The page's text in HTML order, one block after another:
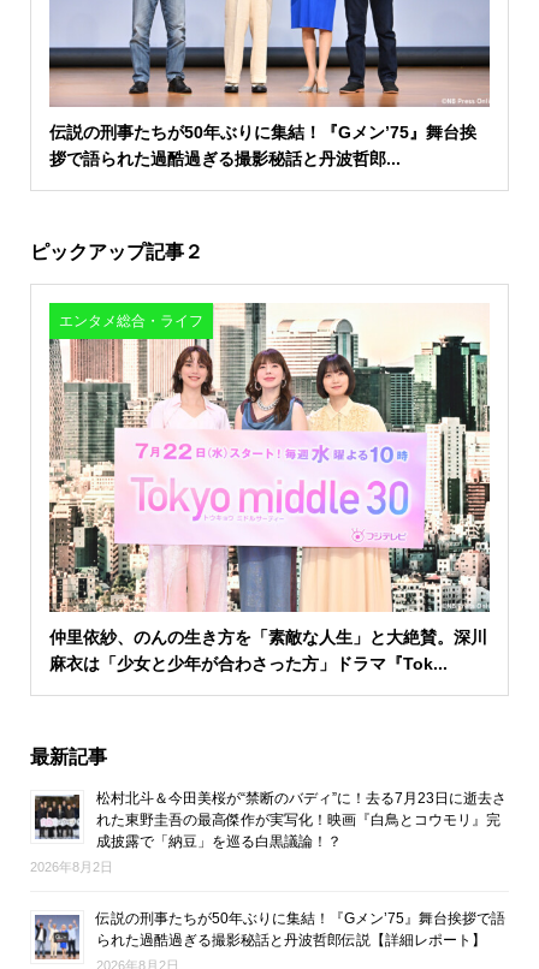
伝説の刑事たちが50年ぶりに集結！『Gメン’75』舞台挨
拶で語られた過酷過ぎる撮影秘話と丹波哲郎...
ピックアップ記事２
エンタメ総合・ライフ
仲里依紗、のんの生き方を「素敵な人生」と大絶賛。深川
麻衣は「少女と少年が合わさった方」ドラマ『Tok...
最新記事
松村北斗＆今田美桜が“禁断のバディ”に！去る7月23日に逝去さ
れた東野圭吾の最高傑作が実写化！映画『白鳥とコウモリ』完
成披露で「納豆」を巡る白黒議論！？
2026年8月2日
伝説の刑事たちが50年ぶりに集結！『Gメン’75』舞台挨拶で語
られた過酷過ぎる撮影秘話と丹波哲郎伝説【詳細レポート】
2026年8月2日